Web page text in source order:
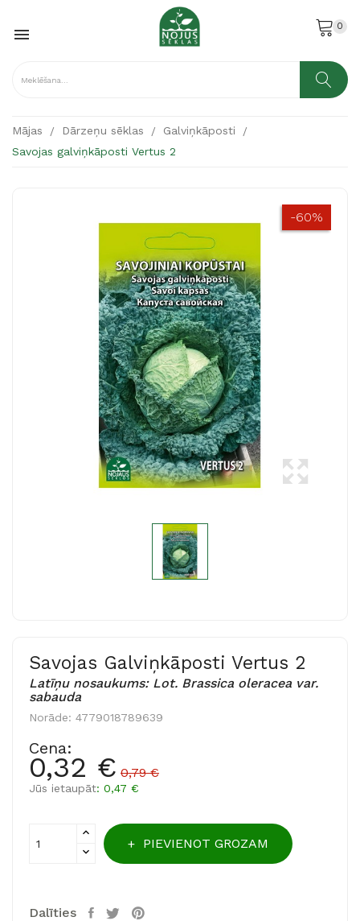
 0
Mājas Dārzeņu sēklas
Galviņkāposti
Savojas galviņkāposti Vertus 2
-60%
Savojas Galviņkāposti Vertus 2
Latīņu nosaukums: Lot. Brassica oleracea var.
sabauda
Norāde: 4779018789639
Cena:
0,32 € 0,79 €
Jūs ietaupāt: 0,47 €
PIEVIENOT GROZAM
Dalīties